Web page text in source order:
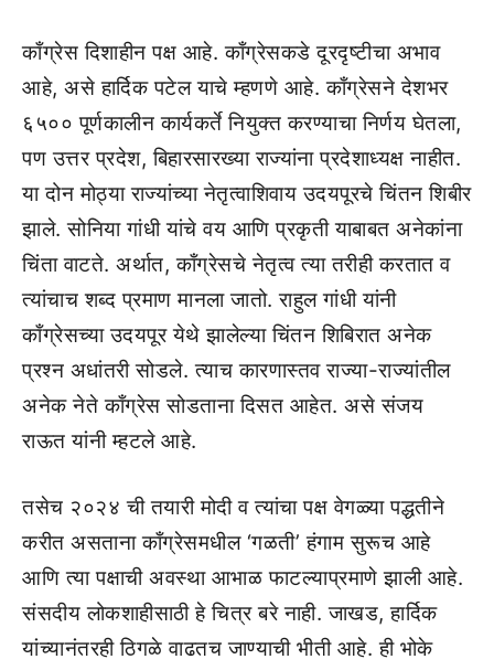
काँग्रेस दिशाहीन पक्ष आहे. काँग्रेसकडे दूरदृष्टीचा अभाव
आहे, असे हार्दिक पटेल याचे म्हणणे आहे. काँग्रेसने देशभर
६५०० पूर्णकालीन कार्यकर्ते नियुक्त करण्याचा निर्णय घेतला,
पण उत्तर प्रदेश, बिहारसारख्या राज्यांना प्रदेशाध्यक्ष नाहीत.
या दोन मोठ्या राज्यांच्या नेतृत्वाशिवाय उदयपूरचे चिंतन शिबीर
झाले. सोनिया गांधी यांचे वय आणि प्रकृती याबाबत अनेकांना
चिंता वाटते. अर्थात, काँग्रेसचे नेतृत्व त्या तरीही करतात व
त्यांचाच शब्द प्रमाण मानला जातो. राहुल गांधी यांनी
काँग्रेसच्या उदयपूर येथे झालेल्या चिंतन शिबिरात अनेक
प्रश्न अधांतरी सोडले. त्याच कारणास्तव राज्या-राज्यांतील
अनेक नेते काँग्रेस सोडताना दिसत आहेत. असे संजय
राऊत यांनी म्हटले आहे.
तसेच २०२४ ची तयारी मोदी व त्यांचा पक्ष वेगळ्या पद्धतीने
करीत असताना काँग्रेसमधील ‘गळती’ हंगाम सुरूच आहे
आणि त्या पक्षाची अवस्था आभाळ फाटल्याप्रमाणे झाली आहे.
संसदीय लोकशाहीसाठी हे चित्र बरे नाही. जाखड, हार्दिक
यांच्यानंतरही ठिगळे वाढतच जाण्याची भीती आहे. ही भोके